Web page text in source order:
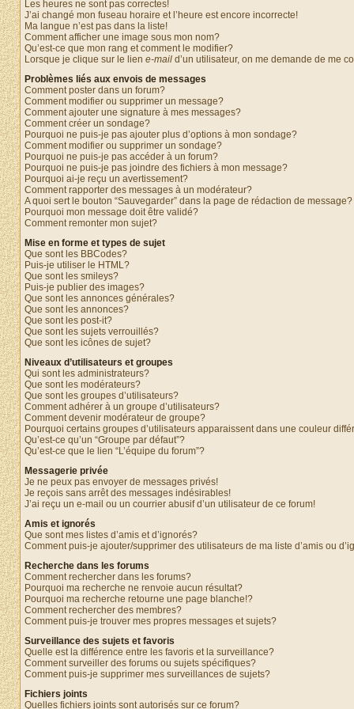
Les heures ne sont pas correctes!
J’ai changé mon fuseau horaire et l’heure est encore incorrecte!
Ma langue n’est pas dans la liste!
Comment afficher une image sous mon nom?
Qu’est-ce que mon rang et comment le modifier?
Lorsque je clique sur le lien e-mail d’un utilisateur, on me demande de me
Problèmes liés aux envois de messages
Comment poster dans un forum?
Comment modifier ou supprimer un message?
Comment ajouter une signature à mes messages?
Comment créer un sondage?
Pourquoi ne puis-je pas ajouter plus d’options à mon sondage?
Comment modifier ou supprimer un sondage?
Pourquoi ne puis-je pas accéder à un forum?
Pourquoi ne puis-je pas joindre des fichiers à mon message?
Pourquoi ai-je reçu un avertissement?
Comment rapporter des messages à un modérateur?
A quoi sert le bouton “Sauvegarder” dans la page de rédaction de message?
Pourquoi mon message doit être validé?
Comment remonter mon sujet?
Mise en forme et types de sujet
Que sont les BBCodes?
Puis-je utiliser le HTML?
Que sont les smileys?
Puis-je publier des images?
Que sont les annonces générales?
Que sont les annonces?
Que sont les post-it?
Que sont les sujets verrouillés?
Que sont les icônes de sujet?
Niveaux d’utilisateurs et groupes
Qui sont les administrateurs?
Que sont les modérateurs?
Que sont les groupes d’utilisateurs?
Comment adhérer à un groupe d’utilisateurs?
Comment devenir modérateur de groupe?
Pourquoi certains groupes d’utilisateurs apparaissent dans une couleur
Qu’est-ce qu’un “Groupe par défaut”?
Qu’est-ce que le lien “L’équipe du forum”?
Messagerie privée
Je ne peux pas envoyer de messages privés!
Je reçois sans arrêt des messages indésirables!
J’ai reçu un e-mail ou un courrier abusif d’un utilisateur de ce forum!
Amis et ignorés
Que sont mes listes d’amis et d’ignorés?
Comment puis-je ajouter/supprimer des utilisateurs de ma liste d’amis ou
Recherche dans les forums
Comment rechercher dans les forums?
Pourquoi ma recherche ne renvoie aucun résultat?
Pourquoi ma recherche retourne une page blanche!?
Comment rechercher des membres?
Comment puis-je trouver mes propres messages et sujets?
Surveillance des sujets et favoris
Quelle est la différence entre les favoris et la surveillance?
Comment surveiller des forums ou sujets spécifiques?
Comment puis-je supprimer mes surveillances de sujets?
Fichiers joints
Quelles fichiers joints sont autorisés sur ce forum?